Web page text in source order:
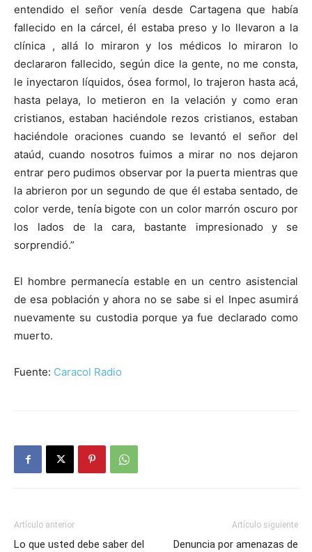
entendido el señor venía desde Cartagena que había
fallecido en la cárcel, él estaba preso y lo llevaron a la
clínica , allá lo miraron y los médicos lo miraron lo
declararon fallecido, según dice la gente, no me consta,
le inyectaron líquidos, ósea formol, lo trajeron hasta acá,
hasta pelaya, lo metieron en la velación y como eran
cristianos, estaban haciéndole rezos cristianos, estaban
haciéndole oraciones cuando se levantó el señor del
ataúd, cuando nosotros fuimos a mirar no nos dejaron
entrar pero pudimos observar por la puerta mientras que
la abrieron por un segundo de que él estaba sentado, de
color verde, tenía bigote con un color marrón oscuro por
los lados de la cara, bastante impresionado y se
sorprendió.”
El hombre permanecía estable en un centro asistencial
de esa población y ahora no se sabe si el Inpec asumirá
nuevamente su custodia porque ya fue declarado como
muerto.
Fuente: Caracol Radio
Artículo anterior
Lo que usted debe saber del
Artículo siguiente
Denuncia por amenazas de